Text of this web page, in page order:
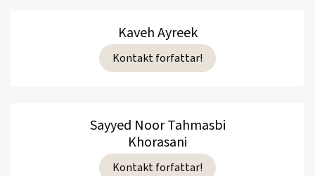
Kaveh Ayreek
Kontakt forfattar!
Sayyed Noor Tahmasbi
Khorasani
Kontakt forfattar!